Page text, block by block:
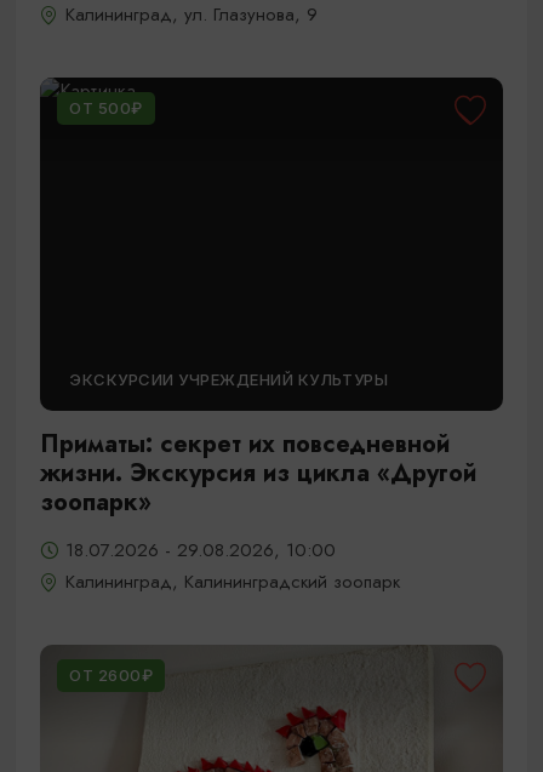
Калининград, ул. Глазунова, 9
ОТ 500₽
ЭКСКУРСИИ УЧРЕЖДЕНИЙ КУЛЬТУРЫ
Приматы: секрет их повседневной
жизни. Экскурсия из цикла «Другой
зоопарк»
18.07.2026 - 29.08.2026, 10:00
Калининград, Калининградский зоопарк
ОТ 2600₽